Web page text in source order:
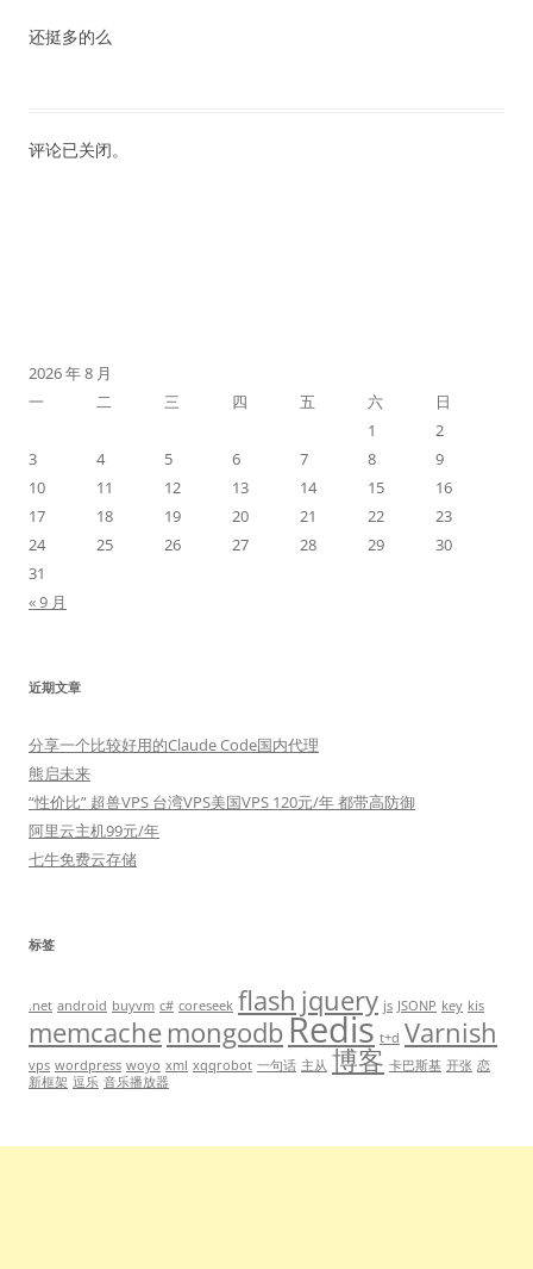
还挺多的么
评论已关闭。
2026 年 8 月
一
二 三 四 五 六
日
1
2
3
4 5 6 7 8
9
10
11 12 13 14 15
16
17
18 19 20 21 22
23
24
25 26 27 28 29
30
31
« 9 月
近期文章
分享一个比较好用的Claude Code国内代理
熊启未来
“性价比” 超兽VPS 台湾VPS美国VPS 120元/年 都带高防御
阿里云主机99元/年
七牛免费云存储
标签
.net android buyvm c# coreseek flash jquery js JSONP key kis
memcache mongodbRedis t+d Varnish
vps wordpress woyo xml xqqrobot 一句话 主从 博客 卡巴斯基 开张 恋
新框架 逗乐 音乐播放器